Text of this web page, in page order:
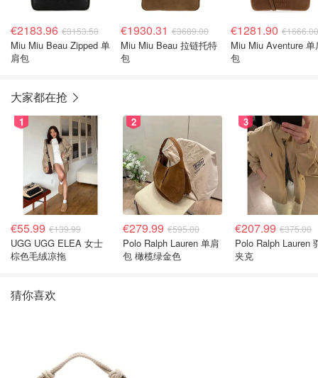
€2183.96 €3153.50
Miu Miu Beau Zipped 单
肩包
€1930.31 €3689.00
Miu Miu Beau 拉链托特
包
€1281.90 €1666.00
Miu Miu Aventure 单
包
大家都在抢
1
€55.99 €139.99
UGG UGG ELEA 女士
棕色毛绒凉拖
2
€279.99 €595.00
Polo Ralph Lauren 单肩
包 橄榄绿金色
3
€207.99 €375.00
Polo Ralph Lauren
夹克
猜你喜欢